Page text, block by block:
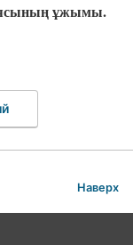
ұжымы.
Наверх